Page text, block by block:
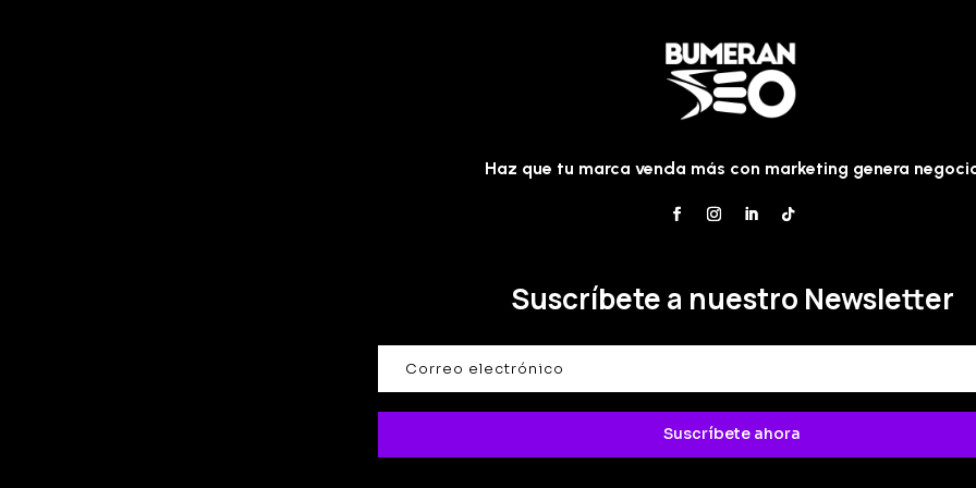
Haz que tu marca venda más con marketing genera
Suscríbete a nuestro Newsletter
Suscríbete ahora